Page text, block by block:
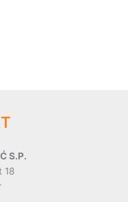
S.P.
18